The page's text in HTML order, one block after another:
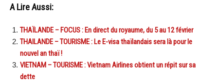
A Lire Aussi:
THAÏLANDE – FOCUS : En direct du royaume, du 5 au 12 février
THAILANDE – TOURISME : Le E-visa thaïlandais sera là pour le
nouvel an thaï !
VIETNAM – TOURISME : Vietnam Airlines obtient un répit sur sa
dette